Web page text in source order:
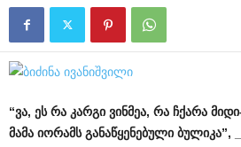
“ვა, ეს რა კარგი ვინმეა, რა ჩქარა მიდი
მამა იორამს განაწყენებული ბულიკა”, _